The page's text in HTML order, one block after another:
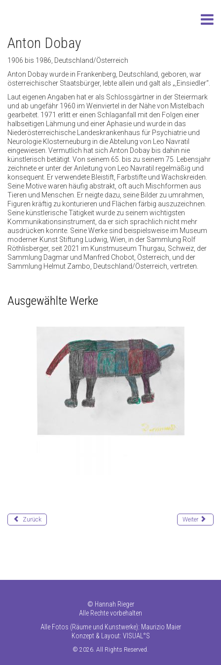
Anton Dobay
1906 bis 1986, Deutschland/Österreich
Anton Dobay wurde in Frankenberg, Deutschland, geboren, war
österreichischer Staatsbürger, lebte allein und galt als „,Einsiedler“.
Laut eigenen Angaben hat er als Schlossgärtner in der Steiermark
und ab ungefähr 1960 im Weinviertel in der Nähe von Mistelbach
gearbeitet. 1971 erlitt er einen Schlaganfall mit den Folgen einer
halbseitigen Lähmung und einer Aphasie und wurde in das
Niederösterreichische Landeskrankenhaus für Psychiatrie und
Neurologie Klosterneuburg in die Abteilung von Leo Navratil
eingewiesen. Vermutlich hat sich Anton Dobay bis dahin nie
künstlerisch betätigt. Von seinem 65. bis zu seinem 75. Lebensjahr
zeichnete er unter der Anleitung von Leo Navratil regelmäßig und
konsequent. Er verwendete Bleistift, Farbstifte und Wachskreiden.
Seine Motive waren häufig abstrakt, oft auch Mischformen aus
Tieren und Menschen. Er neigte dazu, seine Bilder zu umrahmen,
Figuren kräftig zu konturieren und Flächen färbig auszuzeichnen.
Seine künstlerische Tätigkeit wurde zu seinem wichtigsten
Kommunikationsinstrument, da er sich sprachlich nicht mehr
ausdrücken konnte. Seine Werke sind beispielsweise im Museum
moderner Kunst Stiftung Ludwig, Wien, in der Sammlung Rolf
Röthlisberger, seit 2021 im Kunstmuseum Thurgau, Schweiz, der
Sammlung Dagmar und Manfred Chobot, Österreich, und der
Sammlung Helmut Zambo, Deutschland/Österreich, vertreten.
Ausgewählte Werke
Zurück Weiter
© Hannah Rieger
Alle Rechte vorbehalten
Alle Fotos (Räume und Kunstwerke): Maurizio Maier
Konzept & Layout: VISUAL°S
© 2026. All Rights Reserved.